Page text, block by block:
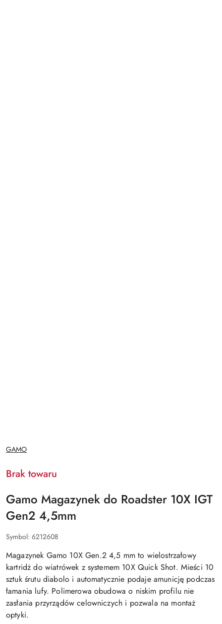
NAZWA
PRODUCENTA:
GAMO
Brak towaru
Gamo Magazynek do Roadster 10X IGT
Gen2 4,5mm
Symbol: 6212608
Magazynek Gamo 10X Gen.2 4,5 mm to wielostrzałowy
kartridż do wiatrówek z systemem 10X Quick Shot. Mieści 10
sztuk śrutu diabolo i automatycznie podaje amunicję podczas
łamania lufy. Polimerowa obudowa o niskim profilu nie
zasłania przyrządów celowniczych i pozwala na montaż
optyki.